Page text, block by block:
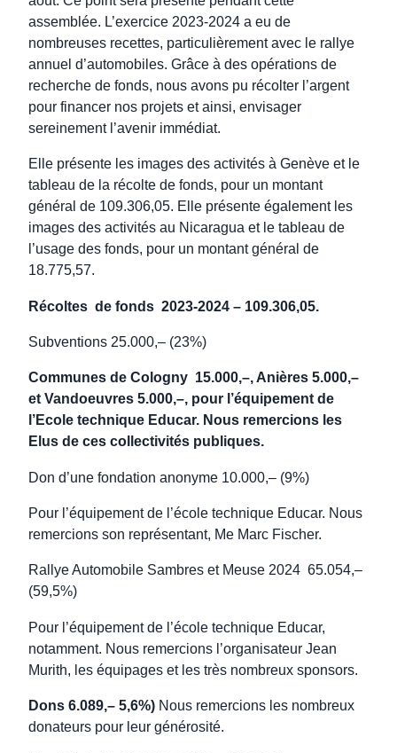
assemblée. L’exercice 2023-2024 a eu de
nombreuses recettes, particulièrement avec le rallye
annuel d’automobiles. Grâce à des opérations de
recherche de fonds, nous avons pu récolter l’argent
pour financer nos projets et ainsi, envisager
sereinement l’avenir immédiat.
Elle présente les images des activités à Genève et le
tableau de la récolte de fonds, pour un montant
général de 109.306,05. Elle présente également les
images des activités au Nicaragua et le tableau de
l’usage des fonds, pour un montant général de
18.775,57.
Récoltes de fonds 2023-2024 – 109.306,05.
Subventions 25.000,– (23%)
Communes de Cologny 15.000,–, Anières 5.000,–
et Vandoeuvres 5.000,–, pour l’équipement de
l’Ecole technique Educar. Nous remercions les
Elus de ces collectivités publiques.
Don d’une fondation anonyme 10.000,– (9%)
Pour l’équipement de l’école technique Educar. Nous
remercions son représentant, Me Marc Fischer.
Rallye Automobile Sambres et Meuse 2024 65.054,–
(59,5%)
Pour l’équipement de l’école technique Educar,
notamment. Nous remercions l’organisateur Jean
Murith, les équipages et les très nombreux sponsors.
Dons 6.089,– 5,6%) Nous remercions les nombreux
donateurs pour leur générosité.